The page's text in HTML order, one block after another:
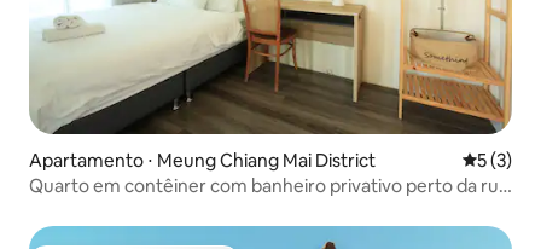
Apartamento ⋅ Meung Chiang Mai District 5 de
5 (3)
Quarto em contêiner com banheiro privativo perto da rua